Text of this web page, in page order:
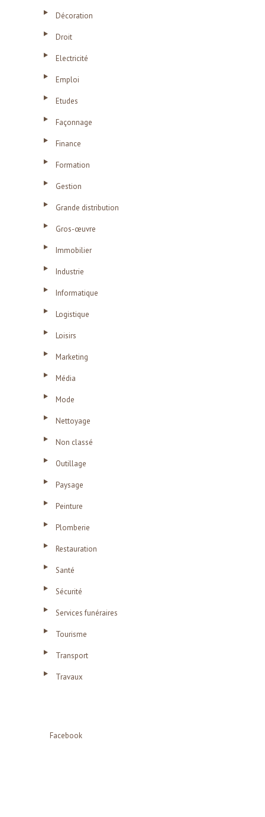
Décoration
Droit
Electricité
Emploi
Etudes
Façonnage
Finance
Formation
Gestion
Grande distribution
Gros-œuvre
Immobilier
Industrie
Informatique
Logistique
Loisirs
Marketing
Média
Mode
Nettoyage
Non classé
Outillage
Paysage
Peinture
Plomberie
Restauration
Santé
Sécurité
Services funéraires
Tourisme
Transport
Travaux
Facebook